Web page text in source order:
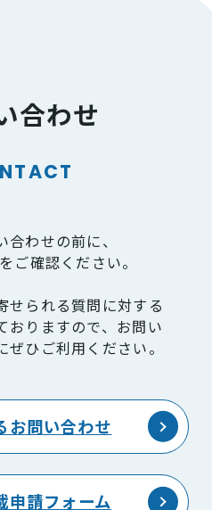
合わせ
わせの前に、
ご確認ください。
せられる質問に対する
おりますので、お問い
ひご利用ください。
お問い合わせ
申請フォーム